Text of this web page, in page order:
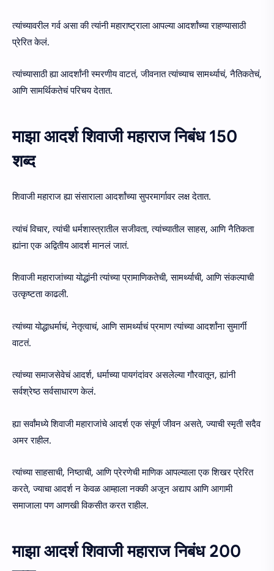
त्यांच्यावरील गर्व असा की त्यांनी महाराष्ट्राला आपल्या आदर्शांच्या राहण्यासाठी
प्रेरित केलं.
त्यांच्यासाठी ह्या आदर्शांनी स्मरणीय वाटतं, जीवनात त्यांच्याच सामर्थ्याचं, नैतिकतेचं,
आणि सामर्थिकतेचं परिचय देतात.
माझा आदर्श शिवाजी महाराज निबंध 150
शब्द
शिवाजी महाराज ह्या संसाराला आदर्शांच्या सुपरमार्गावर लक्ष देतात.
त्यांचं विचार, त्यांची धर्मशास्त्रातील सजीवता, त्यांच्यातील साहस, आणि नैतिकता
ह्यांना एक अद्वितीय आदर्श मानलं जातं.
शिवाजी महाराजांच्या योद्धांनी त्यांच्या प्रामाणिकतेची, सामर्थ्याची, आणि संकल्पाची
उत्कृष्टता काढली.
त्यांच्या योद्धाधर्माचं, नेतृत्वाचं, आणि सामर्थ्याचं प्रमाण त्यांच्या आदर्शांना सुमार्गी
वाटतं.
त्यांच्या समाजसेवेचं आदर्श, धर्माच्या पायगंदांवर असलेल्या गौरवातून, ह्यांनी
सर्वश्रेष्ठ सर्वसाधारण केलं.
ह्या सर्वांमध्ये शिवाजी महाराजांचे आदर्श एक संपूर्ण जीवन असते, ज्याची स्मृती सदैव
अमर राहील.
त्यांच्या साहसाची, निष्ठाची, आणि प्रेरणेची माणिक आपल्याला एक शिखर प्रेरित
करते, ज्याचा आदर्श न केवळ आम्हाला नक्की अजून अद्याप आणि आगामी
समाजाला पण आणखी विकसीत करत राहील.
माझा आदर्श शिवाजी महाराज निबंध 200